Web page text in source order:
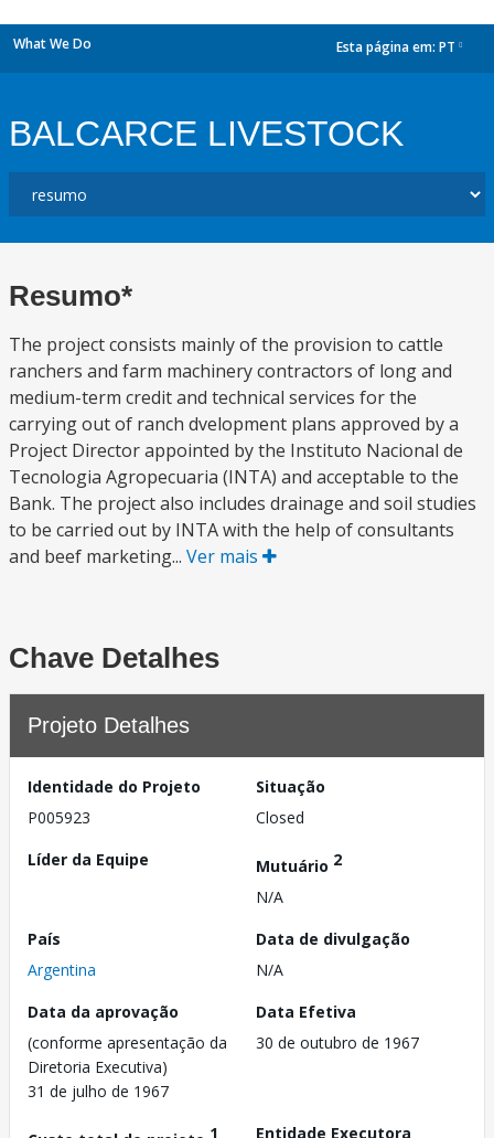
What We Do Esta página em: PT
BALCARCE LIVESTOCK
Resumo*
The project consists mainly of the provision to cattle
ranchers and farm machinery contractors of long and
medium-term credit and technical services for the
carrying out of ranch dvelopment plans approved by a
Project Director appointed by the Instituto Nacional de
Tecnologia Agropecuaria (INTA) and acceptable to the
Bank. The project also includes drainage and soil studies
to be carried out by INTA with the help of consultants
and beef marketing... Ver mais
Chave Detalhes
Projeto Detalhes
Identidade do Projeto
P005923
Situação
Closed
Líder da Equipe
Mutuário 2
N/A
País
Argentina
Data de divulgação
N/A
Data da aprovação
(conforme apresentação da
Diretoria Executiva)
31 de julho de 1967
Data Efetiva
30 de outubro de 1967
1
Entidade Executora